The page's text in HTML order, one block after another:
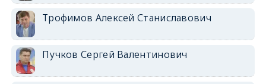
Трофимов Алексей Станиславович
Пучков Сергей Валентинович